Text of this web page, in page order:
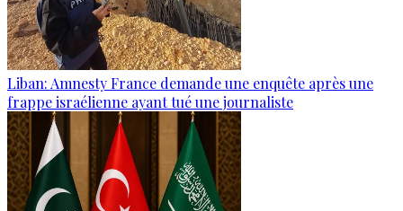
Liban: Amnesty France demande une enquête après une
frappe israélienne ayant tué une journaliste